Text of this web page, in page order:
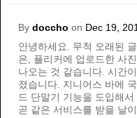
By doccho on Dec 19,
안녕하세요. 무척 오래된
은, 플리커에 업로드한 사
나오는 것 같습니다. 시간
졌습니다. 지니어스 바에
드 단말기 기능을 도입해
곧 같은 서비스를 받을 날